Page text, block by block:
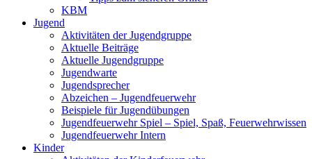
KBM
Jugend
Aktivitäten der Jugendgruppe
Aktuelle Beiträge
Aktuelle Jugendgruppe
Jugendwarte
Jugendsprecher
Abzeichen – Jugendfeuerwehr
Beispiele für Jugendübungen
Jugendfeuerwehr Spiel – Spiel, Spaß, Feuerwehrwissen
Jugendfeuerwehr Intern
Kinder